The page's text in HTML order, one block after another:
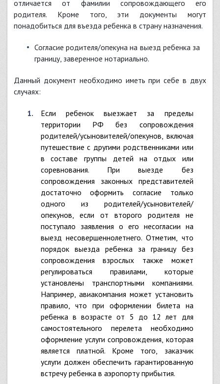
отличается от фамилии сопровождающего его
родителя. Кроме того, эти документы могут
понадобиться для въезда ребенка в страну назначения.
Согласие родителя/опекуна на выезд ребенка за
границу, заверенное нотариально.
Данный документ необходимо иметь при себе в двух
случаях:
Если ребенок выезжает за пределы
территории РФ без сопровождения
родителей/усыновителей/опекунов, включая
путешествие с другими родственниками или
в составе группы детей на отдых или
соревнования. При выезде без
сопровождения законных представителей
достаточно оформить согласие только
одного из родителей/усыновителей/
опекунов, если от второго родителя не
поступало заявления о его несогласии на
выезд несовершеннолетнего. Отметим, что
порядок выезда ребенка за границу без
сопровождения взрослых также может
регулироваться правилами, которые
установлены транспортными компаниями.
Например, авиакомпания может установить
правило, что при оформлении билета на
ребенка в возрасте от 5 до 12 лет для
самостоятельного перелета необходимо
оформление услуги сопровождения, которая
является платной. Кроме того, заказчик
услуги должен обеспечить гарантированную
встречу ребенка в аэропорту прибытия.